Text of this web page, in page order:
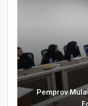
Pemprov